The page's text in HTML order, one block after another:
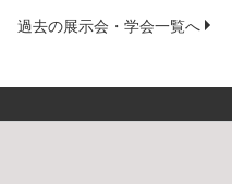
過去の展示会・学会一覧へ